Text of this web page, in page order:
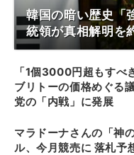
韓国の暗い歴史「
統領が真相解明を
「1個3000円超もすべ
ブリトーの価格めぐる
党の「内戦」に発展
マラドーナさんの「神
ル、今月競売に 落札予